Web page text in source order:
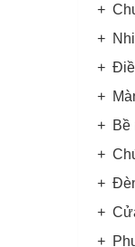
+
+
+
+
+ Bề
+
+
+
+